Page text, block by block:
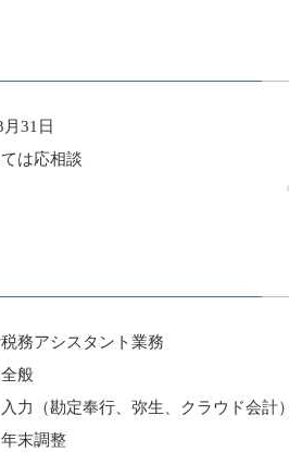
31日
は応相談
アシスタント業務
般
奉行、弥生、クラウド会計）
調整